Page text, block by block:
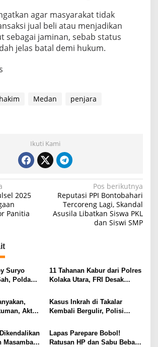
agar masyarakat tidak
jual beli atau menjadikan
sebagai jaminan, sebab status
jelas batal demi hukum.
hakim Medan
penjara
Ikuti Kami
2025
Panitia
Pos berikutnya
Reputasi PPI Bontobahari
Tercoreng Lagi, Skandal
Asusila Libatkan Siswa PKL
dan Siswi SMP
Suryo
Polda
11 Tahanan Kabur dari Polres
Kolaka Utara, FRI Desak
Tegas
Aktor
Kasus Inkrah di Takalar
Kembali Bergulir, Polisi
Masamba,
Lapas Parepare Bobol!
Ratusan HP dan Sabu Bebas